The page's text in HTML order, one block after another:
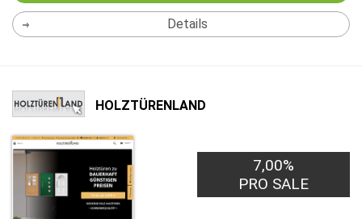
Details
HOLZTÜRENLAND
7,00%
PRO SALE